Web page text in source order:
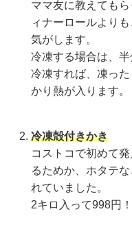
ママ友に教えても
ィナーロールより
気がします。
冷凍する場合は、
冷凍すれば、凍っ
かり熱が入ります。
冷凍殻付きかき
コストコで初めて
るためか、ホタテ
れていました。
2キロ入って998円！